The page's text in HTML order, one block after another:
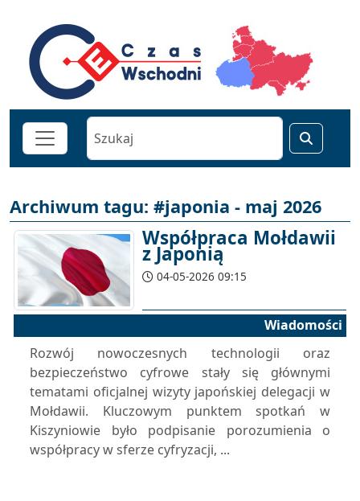
Archiwum tagu: #japonia - maj 2026
Współpraca Mołdawii
z Japonią
04-05-2026 09:15
Wiadomości
Rozwój nowoczesnych technologii oraz
bezpieczeństwo cyfrowe stały się głównymi
tematami oficjalnej wizyty japońskiej delegacji w
Mołdawii. Kluczowym punktem spotkań w
Kiszyniowie było podpisanie porozumienia o
współpracy w sferze cyfryzacji, ...